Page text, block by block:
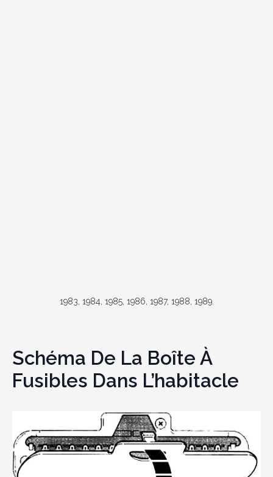
1983, 1984, 1985, 1986, 1987, 1988, 1989.
Schéma De La Boîte À
Fusibles Dans L’habitacle